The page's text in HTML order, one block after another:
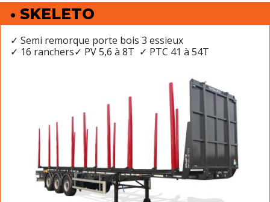
• SKELETO
✓ Semi remorque porte bois 3 essieux
✓ 16 ranchers✓ PV 5,6 à 8T ✓ PTC 41 à 54T